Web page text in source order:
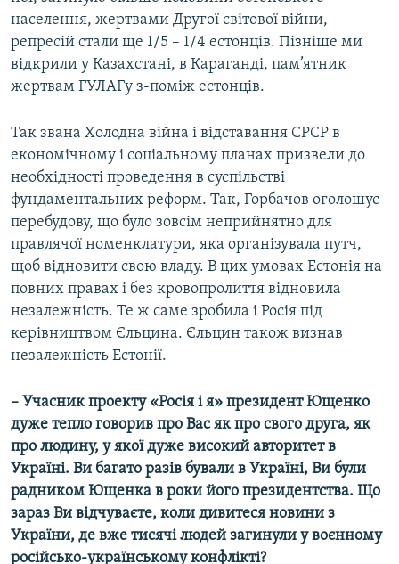
населення, жертвами Другої світової війни,
репресій стали ще 1/5 – 1/4 естонців. Пізніше ми
відкрили у Казахстані, в Караганді, пам’ятник
жертвам ГУЛАГу з-поміж естонців.
Так звана Холодна війна і відставання СРСР в
економічному і соціальному планах призвели до
необхідності проведення в суспільстві
фундаментальних реформ. Так, Горбачов оголошує
перебудову, що було зовсім неприйнятно для
правлячої номенклатури, яка організувала путч,
щоб відновити свою владу. В цих умовах Естонія на
повних правах і без кровопролиття відновила
незалежність. Те ж саме зробила і Росія під
керівництвом Єльцина. Єльцин також визнав
незалежність Естонії.
– Учасник проекту «Росія і я» президент Ющенко
дуже тепло говорив про Вас як про свого друга, як
про людину, у якої дуже високий авторитет в
Україні. Ви багато разів бували в Україні, Ви були
радником Ющенка в роки його президентства. Що
зараз Ви відчуваєте, коли дивитеся новини з
України, де вже тисячі людей загинули у воєнному
російсько-українському конфлікті?